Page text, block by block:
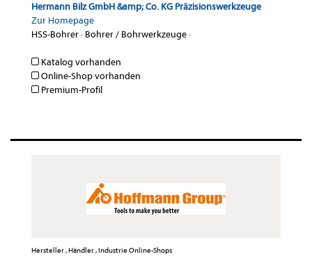
Hermann Bilz GmbH &amp; Co. KG Präzisionswerkzeuge
Zur Homepage
HSS-Bohrer· Bohrer / Bohrwerkzeuge·
Katalog vorhanden
Online-Shop vorhanden
Premium-Profil
Hersteller , Händler , Industrie Online-Shops